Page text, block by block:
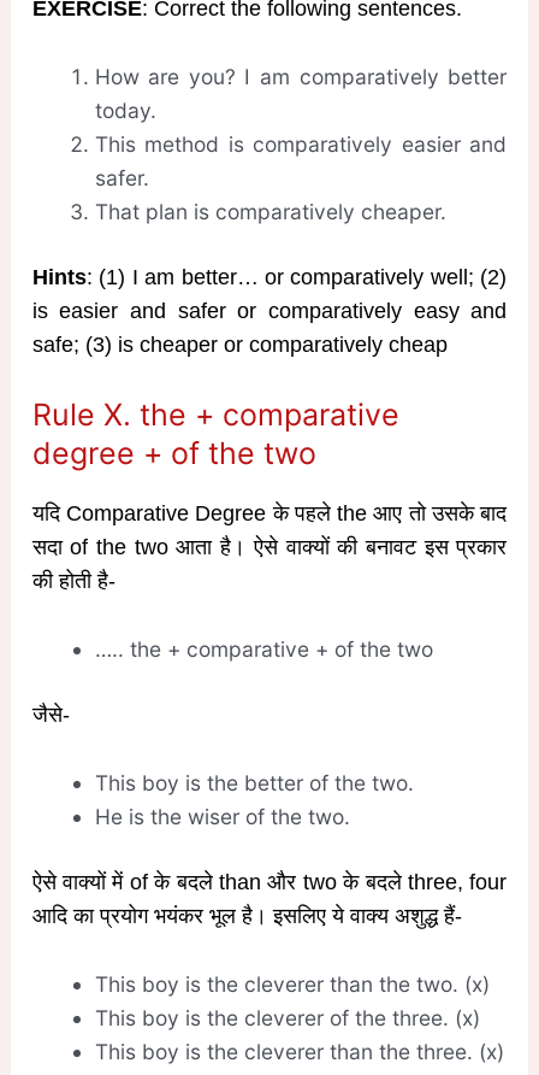
EXERCISE: Correct the following sentences.
How are you? I am comparatively better
today.
This method is comparatively easier and
safer.
That plan is comparatively cheaper.
Hints: (1) I am better… or comparatively well; (2)
is easier and safer or comparatively easy and
safe; (3) is cheaper or comparatively cheap
Rule X. the + comparative
degree + of the two
यदि Comparative Degree के पहले the आए तो उसके बाद
सदा of the two आता है। ऐसे वाक्यों की बनावट इस प्रकार
की होती है-
….. the + comparative + of the two
जैसे-
This boy is the better of the two.
He is the wiser of the two.
ऐसे वाक्यों में of के बदले than और two के बदले three, four
आदि का प्रयोग भयंकर भूल है। इसलिए ये वाक्य अशुद्ध हैं-
This boy is the cleverer than the two. (x)
This boy is the cleverer of the three. (x)
This boy is the cleverer than the three. (x)